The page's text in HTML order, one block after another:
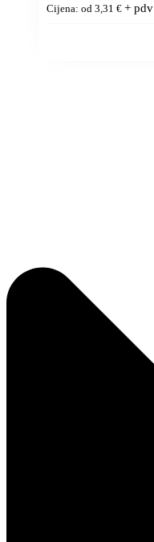
Cijena: od 3,31 € + pdv